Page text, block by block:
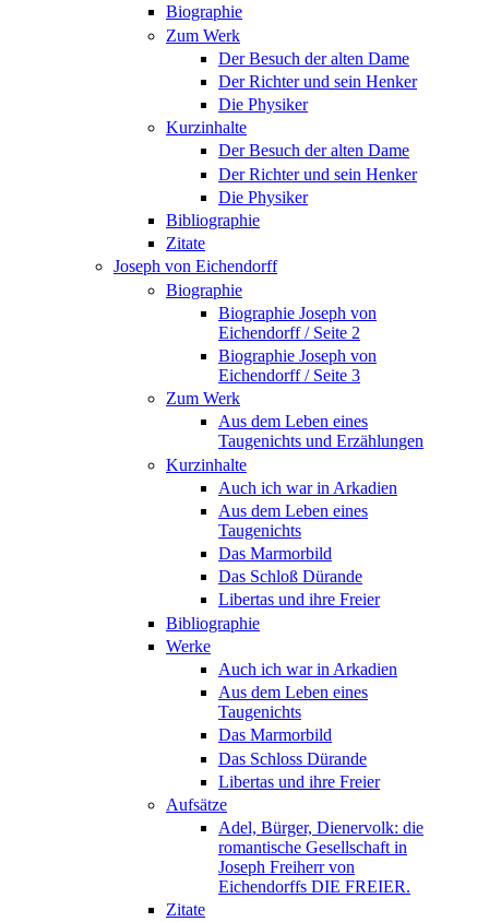
Biographie
Zum Werk
Der Besuch der alten Dame
Der Richter und sein Henker
Die Physiker
Kurzinhalte
Der Besuch der alten Dame
Der Richter und sein Henker
Die Physiker
Bibliographie
Zitate
Joseph von Eichendorff
Biographie
Biographie Joseph von
Eichendorff / Seite 2
Biographie Joseph von
Eichendorff / Seite 3
Zum Werk
Aus dem Leben eines
Taugenichts und Erzählungen
Kurzinhalte
Auch ich war in Arkadien
Aus dem Leben eines
Taugenichts
Das Marmorbild
Das Schloß Dürande
Libertas und ihre Freier
Bibliographie
Werke
Auch ich war in Arkadien
Aus dem Leben eines
Taugenichts
Das Marmorbild
Das Schloss Dürande
Libertas und ihre Freier
Aufsätze
Adel, Bürger, Dienervolk: die
romantische Gesellschaft in
Joseph Freiherr von
Eichendorffs DIE FREIER.
Zitate